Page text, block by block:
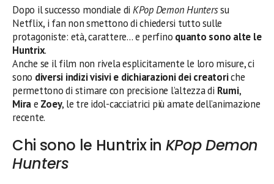
Dopo il successo mondiale di KPop Demon Hunterssu
Netflix, i fan non smettono di chiedersi tutto sulle
protagoniste: età, carattere… e perfino quanto sono alte le
Huntrix.
Anche se il film non rivela esplicitamente le loro misure, ci
sono diversi indizi visivi e dichiarazioni dei creatoriche
permettono di stimare con precisione l’altezza di Rumi,
Mirae Zoey, le tre idol-cacciatrici più amate dell’animazione
recente.
Chi sono le Huntrix in KPop Demon
Hunters